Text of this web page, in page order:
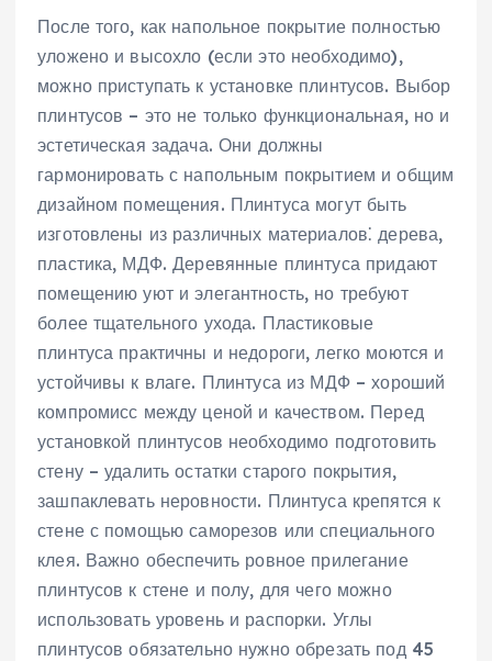
После того‚ как напольное покрытие полностью
уложено и высохло (если это необходимо)‚
можно приступать к установке плинтусов. Выбор
плинтусов – это не только функциональная‚ но и
эстетическая задача. Они должны
гармонировать с напольным покрытием и общим
дизайном помещения. Плинтуса могут быть
изготовлены из различных материалов⁚ дерева‚
пластика‚ МДФ. Деревянные плинтуса придают
помещению уют и элегантность‚ но требуют
более тщательного ухода. Пластиковые
плинтуса практичны и недороги‚ легко моются и
устойчивы к влаге. Плинтуса из МДФ – хороший
компромисс между ценой и качеством. Перед
установкой плинтусов необходимо подготовить
стену – удалить остатки старого покрытия‚
зашпаклевать неровности. Плинтуса крепятся к
стене с помощью саморезов или специального
клея. Важно обеспечить ровное прилегание
плинтусов к стене и полу‚ для чего можно
использовать уровень и распорки. Углы
плинтусов обязательно нужно обрезать под 45